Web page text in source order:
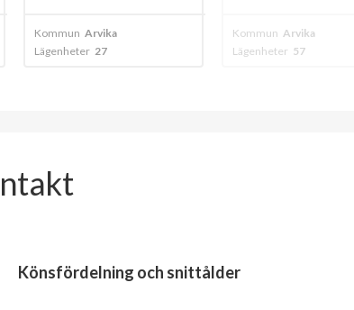
Kommun Arvika
Lägenheter 27
Kommun Arvika
Lägenheter 57
Könsfördelning och snittålder